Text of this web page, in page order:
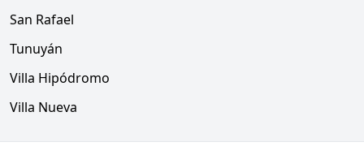
San Rafael
Tunuyán
Villa Hipódromo
Villa Nueva